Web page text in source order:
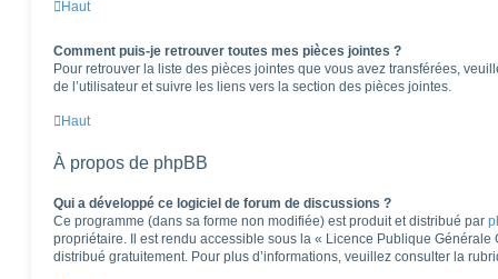
Haut
Comment puis-je retrouver toutes mes pièces jointes ?
Pour retrouver la liste des pièces jointes que vous avez transférées,
de l’utilisateur et suivre les liens vers la section des pièces jointes.
Haut
À propos de phpBB
Qui a développé ce logiciel de forum de discussions ?
Ce programme (dans sa forme non modifiée) est produit et distribué par
propriétaire. Il est rendu accessible sous la « Licence Publique Générale
distribué gratuitement. Pour plus d’informations, veuillez consulter la